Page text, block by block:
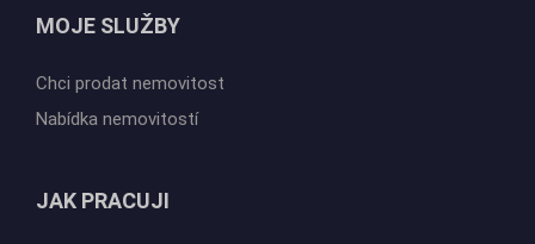
MOJE SLUŽBY
Chci prodat nemovitost
Nabídka nemovitostí
JAK PRACUJI